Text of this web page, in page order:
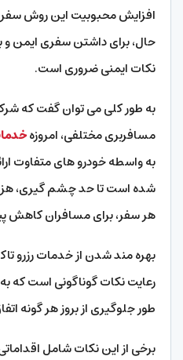
افزایش محبوبیت این روش
حال، برای داشتن سفری ایمن و
نکات ایمنی ضروری است.
به طور کلی می توان گفت که
مسافربری مختلفی، امروزه
به واسطه خودرو های متفاوت
شده است تا حد چشم گیری،
هر سفر، برای مسافران کاهش
بهره مند شدن از خدمات رزرو
رعایت نکات گوناگونی است
طور جلوگیری از بروز هر گونه
برخی از این نکات شامل